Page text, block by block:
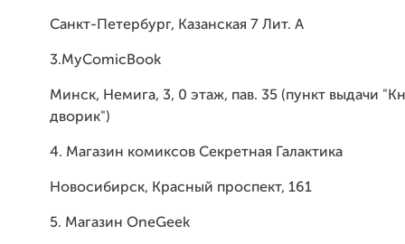
Санкт-Петербург, Казанская 7 Лит. А
3.MyComicBook
Минск, Немига, 3, 0 этаж, пав. 35 (пункт выдачи
дворик")
4. Магазин комиксов Секретная Галактика
Новосибирск, Красный проспект, 161
5. Магазин OneGeek